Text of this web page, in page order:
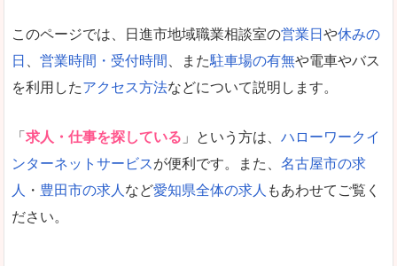
このページでは、日進市地域職業相談室の営業日 や休みの
日
営業時間・受付時間 、また駐車場の有無や電車やバス
を利用したアクセス方法などについて説明します。
「 求人・仕事を探している 」という方は、 ハローワークイ
ンターネットサービスが便利です。また、 名古屋市の求
人
・ 豊田市の求人 など愛知県全体の求人 もあわせてご覧く
ださい。